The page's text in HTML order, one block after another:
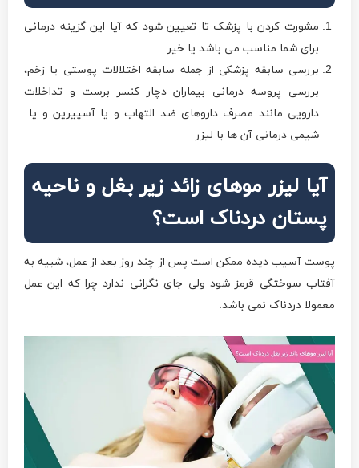
مشورت کردن با پزشک تا تعیین شود که آیا این گزینه درمانی
برای شما مناسب می باشد یا خیر.
بررسی سابقه پزشکی از جمله سابقه اختلالات پوستی یا زخم،
بررسی پروسه درمانی بیماران دچار کنسر برست و تداخلات
دارویی مانند مصرف داروهای ضد التهاب و یا آسپیرین و یا
شیمی درمانی آن ها با لیزر
آیا لیزر موهای زائد زیر بغل و ناحیه
پستان دردناک است؟
پوست آسیب دیده ممکن است پس از چند روز بعد از عمل، شبیه به
آفتاب سوختگی قرمز شود ولی جای نگرانی ندارد چرا که این عمل
معمولا دردناک نمی باشد.